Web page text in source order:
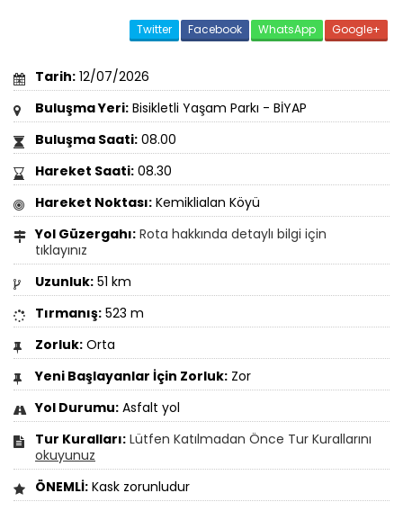
Twitter Facebook WhatsApp Google+
Tarih: 12/07/2026
Buluşma Yeri: Bisikletli Yaşam Parkı - BİYAP
Buluşma Saati: 08.00
Hareket Saati: 08.30
Hareket Noktası: Kemiklialan Köyü
Yol Güzergahı: Rota hakkında detaylı bilgi için
tıklayınız
Uzunluk: 51 km
Tırmanış: 523 m
Zorluk: Orta
Yeni Başlayanlar İçin Zorluk: Zor
Yol Durumu: Asfalt yol
Tur Kuralları: Lütfen Katılmadan Önce Tur Kurallarını
okuyunuz
ÖNEMLİ: Kask zorunludur